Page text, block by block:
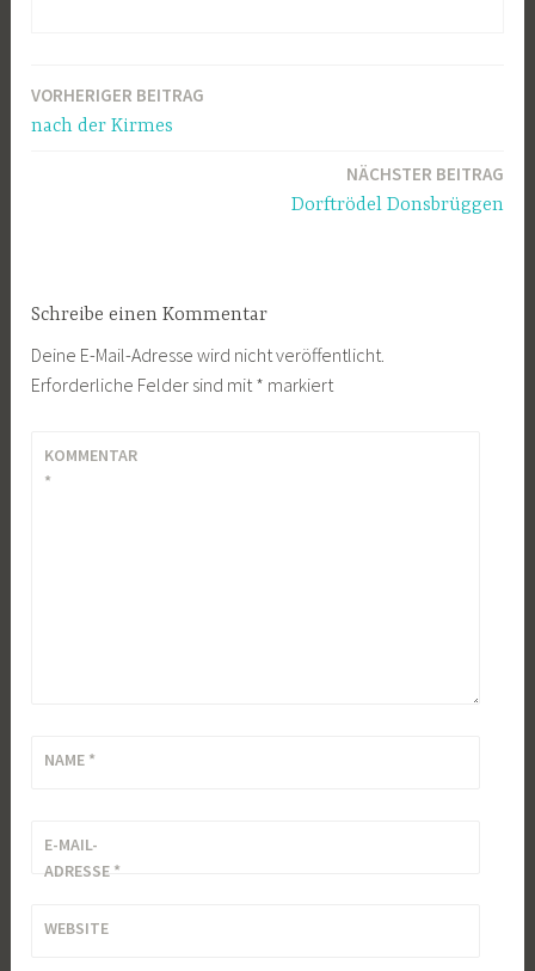
Beitragsnavigation
VORHERIGER BEITRAG
nach der Kirmes
NÄCHSTER BEITRAG
Dorftrödel Donsbrüggen
Schreibe einen Kommentar
Deine E-Mail-Adresse wird nicht veröffentlicht.
Erforderliche Felder sind mit* markiert
KOMMENTAR
*
NAME *
E-MAIL-
ADRESSE *
WEBSITE